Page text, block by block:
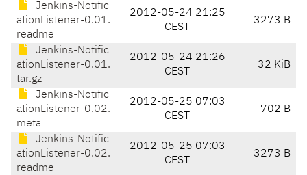
Jenkins-Notific
ationListener-0.01.
readme
2012-05-24 21:25
CEST
3273 B
Jenkins-Notific
ationListener-0.01.
tar.gz
2012-05-24 21:26
CEST
32 KiB
Jenkins-Notific
ationListener-0.02.
meta
2012-05-25 07:03
CEST
702 B
Jenkins-Notific
ationListener-0.02.
readme
2012-05-25 07:03
CEST
3273 B